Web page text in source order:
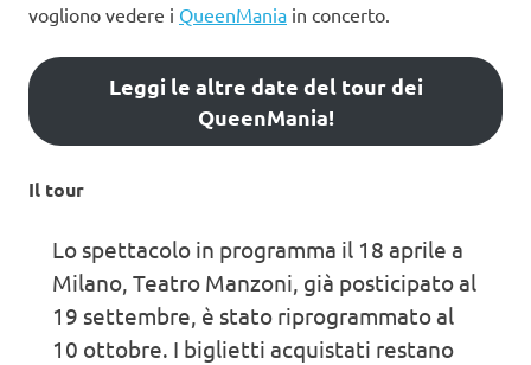
vogliono vedere i QueenMania in concerto.
Leggi le altre date del tour dei
QueenMania!
Il tour
Lo spettacolo in programma il 18 aprile a
Milano, Teatro Manzoni, già posticipato al
19 settembre, è stato riprogrammato al
10 ottobre. I biglietti acquistati restano